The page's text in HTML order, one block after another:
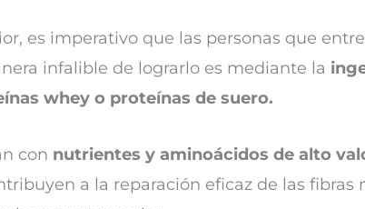
es imperativo que las personas que
infalible de lograrlo es mediante la
whey o proteínas de suero.
con nutrientes y aminoácidos de alto
a la reparación eficaz de las